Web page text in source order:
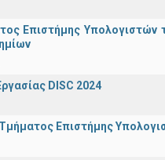
Επιστήμης Υπολογιστών
DISC 2024
Επιστήμης